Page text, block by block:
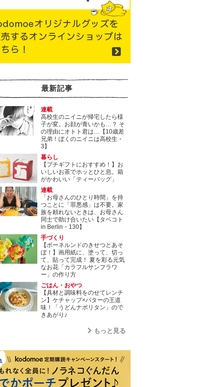
最新記事
連載
高校生のニイニが帰宅したら様
子が変。お顔が青いかも…？ そ
の理由にオトト君は…【10歳差
兄弟！ぼくのニイニは高校生・
3】
暮らし
【プチギフトにおすすめ！】お
いしいお茶でホッとひと息。箱
がかわいい「ティーバッグ」
連載
「お母さんのひとり時間」を持
つことに「罪悪感」は不要。家
族を頼れないときは、お母さん
同士で助け合いたい【タベコト
in Berlin・130】
手づくり
【ボーネルンドのきせつとあそ
ぼ！】画用紙に、塗って、切っ
て、貼って完成！ 夏を彩る元気
なお花「カラフルサンフラワ
ー」の作り方
ごはん・おやつ
【具材と調味料をのせてレンチ
ン】ケチャップ×バターの王道
味！「うどんナポリタン」ので
きあがり♪
もっと見る